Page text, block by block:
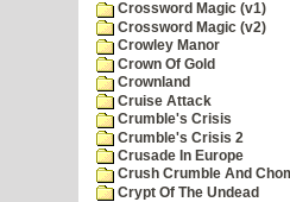
Crossword Magic (v1)
Crossword Magic (v2)
Crowley Manor
Crown Of Gold
Crownland
Cruise Attack
Crumble's Crisis
Crumble's Crisis 2
Crusade In Europe
Crush Crumble And
Crypt Of The Undead